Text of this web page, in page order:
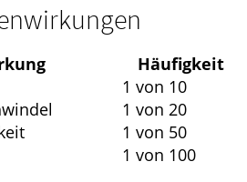
Häufigkeit
1 von 10
1 von 20
1 von 50
1 von 100